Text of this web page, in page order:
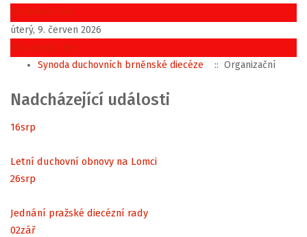
Předchozí den
úterý, 9. červen 2026
Následující den
Synoda duchovních brněnské diecéze
:: Organizační
Nadcházející události
16srp
Letní duchovní obnovy na Lomci
26srp
Jednání pražské diecézní rady
02zář